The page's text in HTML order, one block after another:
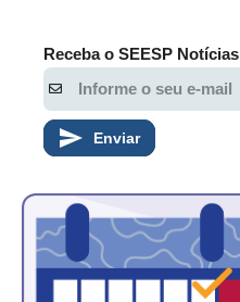
CONTATO
CADASTRO
ASSOCIE-SE
ATUALIZAÇÃO CADASTRAL
NÚCLEO JOVEM
Receba o SEESP Notícias
Enviar